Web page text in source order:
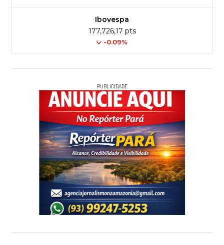
Ibovespa
177,726,17 pts
-0.09%
PUBLICIDADE